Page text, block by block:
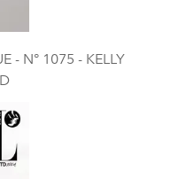
- N° 1075 - KELLY